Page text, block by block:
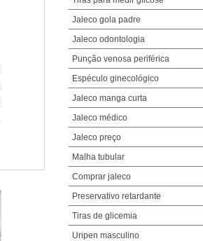
Jaleco gola padre
Jaleco odontologia
Punção venosa periférica
Espéculo ginecológico
Jaleco manga curta
Jaleco médico
Jaleco preço
Malha tubular
Comprar jaleco
Preservativo retardante
Tiras de glicemia
Uripen masculino